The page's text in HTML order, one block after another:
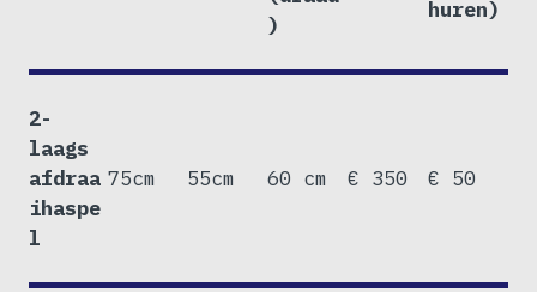
)
huren)
2-
laags
afdraa
ihaspe
l
75cm 55cm 60 cm € 350 € 50